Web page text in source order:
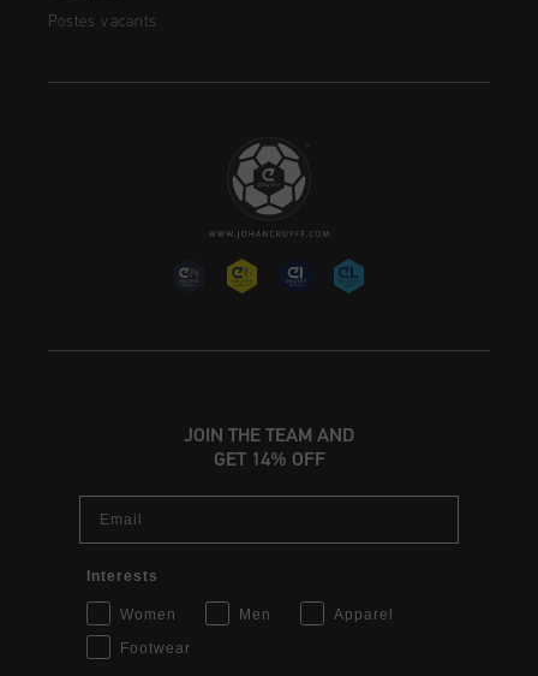
Postes vacants
JOIN THE TEAM AND
GET 14% OFF
Interests
Women Men
Apparel
Footwear